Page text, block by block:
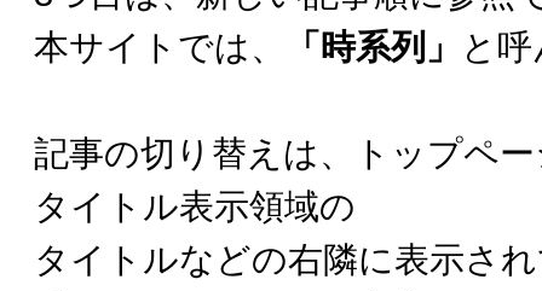
本サイトでは、
「時系列」 と
記事の切り替えは、トップペ
タイトル表示領域の
タイトルなどの右隣に表示さ